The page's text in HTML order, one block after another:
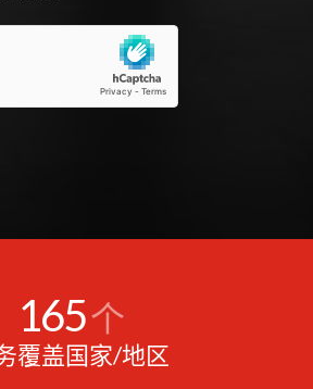
165个
覆盖国家/地区